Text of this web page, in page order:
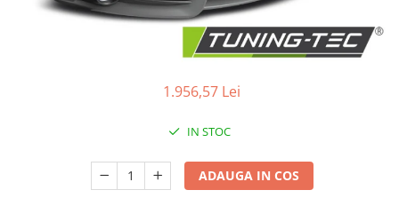
Statii radio CB
Adaos bara spate
1.956,57 Lei
IN STOC
ADAUGA IN COS